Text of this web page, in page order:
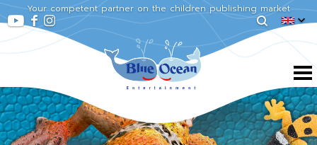
Your competent partner on the children publishing market